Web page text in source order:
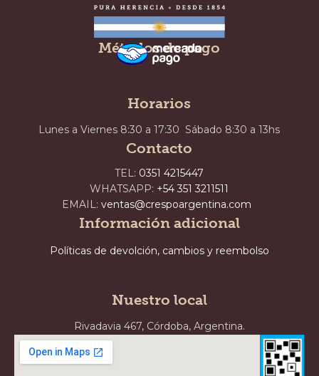
Horarios
Lunes a Viernes 8:30 a 17:30 Sábado 8:30 a 13hs
Contacto
TEL: 0351 4215447
WHATSAPP: +54 351 3211511
EMAIL: ventas@crespoargentina.com
Información adicional
Políticas de devolción, cambios y reembolso
Métodos de pago
Nuestro local
Rivadavia 467, Córdoba, Argentina.